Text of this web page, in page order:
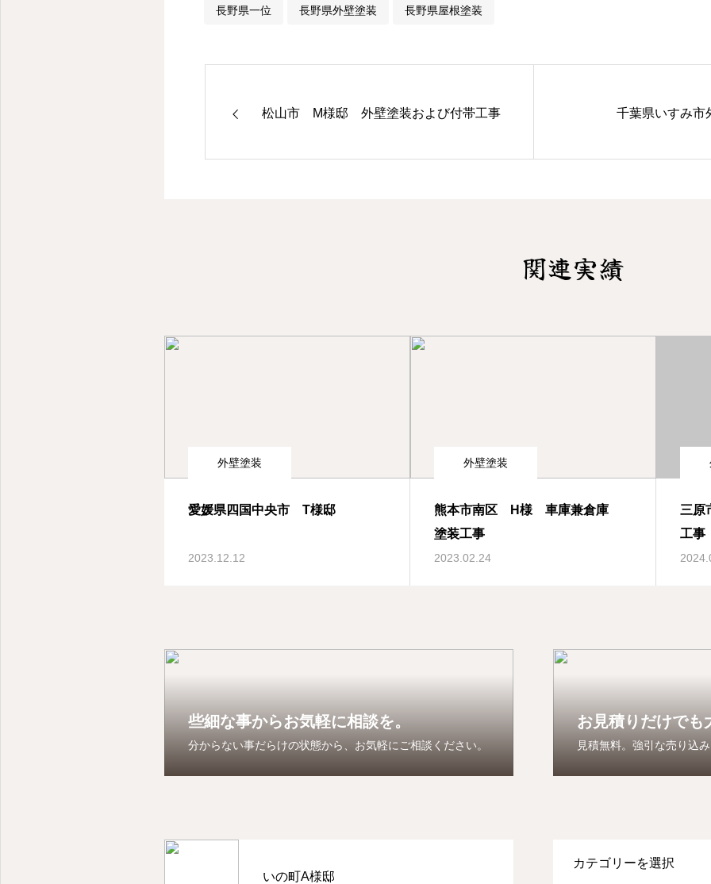
長野県一位 長野県外壁塗装 長野県屋根塗装
松山市 M様邸 外壁塗装および付帯工事 千葉県いすみ市
関連実績
外壁塗装
愛媛県四国中央市 T様邸
2023.12.12
外壁塗装
熊本市南区 H様 車庫兼倉庫
塗装工事
2023.02.24
三原
工事
些細な事からお気軽に相談を。
分からない事だらけの状態から、お気軽にご相談ください。
お見積りだけでも
見積無料。強引な売り込
いの町A様邸